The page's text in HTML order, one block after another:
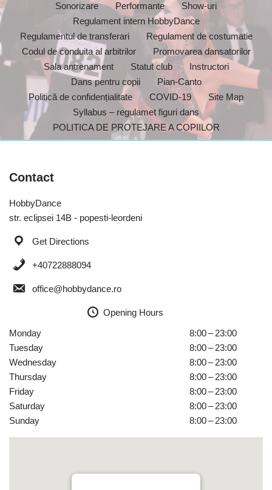
Sonorizare
Performante
Show-uri
Regulament intern HobbyDance
Regulamentul de transferari
Regulament de costumatie
Codul de conduita al arbitrilor
Promovarea dansatorilor
Sala antrenament
Statut club
Instructori
Dans pentru copii
Pian-Canto
Politică de confidențialitate
COVID-19
Site Map
Syllabus – regulamet figuri dans
POLITICA DE PROTEJARE A COPIILOR
Contact
HobbyDance
str. eclipsei 14B - popesti-leordeni
Get Directions
+40722888094
office@hobbydance.ro
Opening Hours
Monday
8:00 – 23:00
Tuesday
8:00 – 23:00
Wednesday
8:00 – 23:00
Thursday
8:00 – 23:00
Friday
8:00 – 23:00
Saturday
8:00 – 23:00
Sunday
8:00 – 23:00